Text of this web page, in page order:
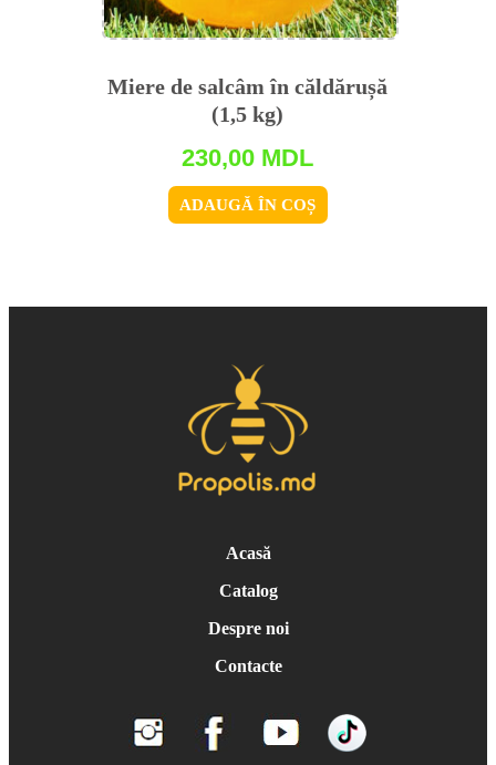
Miere de salсâm în căldărușă
(1,5 kg)
230,00 MDL
ADAUGĂ ÎN COȘ
Acasă
Catalog
Despre noi
Contacte